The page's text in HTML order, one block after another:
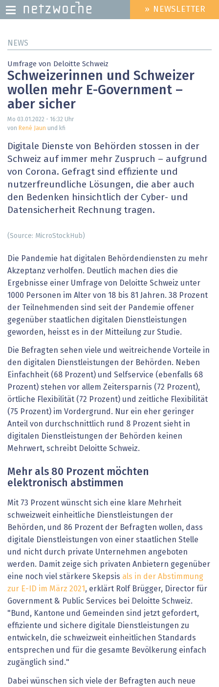
zum
HEADER
MENU
» NEWSLETTER
NEWS
Umfrage von Deloitte Schweiz
Schweizerinnen und Schweizer
wollen mehr E-Government –
aber sicher
Mo 03.01.2022 - 16:32 Uhr
von René Jaun und kfi
Digitale Dienste von Behörden stossen in der
Schweiz auf immer mehr Zuspruch – aufgrund
von Corona. Gefragt sind effiziente und
nutzerfreundliche Lösungen, die aber auch
den Bedenken hinsichtlich der Cyber- und
Datensicherheit Rechnung tragen.
(Source: MicroStockHub)
Die Pandemie hat digitalen Behördendiensten zu mehr
Akzeptanz verholfen. Deutlich machen dies die
Ergebnisse einer Umfrage von Deloitte Schweiz unter
1000 Personen im Alter von 18 bis 81 Jahren. 38 Prozent
der Teilnehmenden sind seit der Pandemie offener
gegenüber staatlichen digitalen Dienstleistungen
geworden, heisst es in der Mitteilung zur Studie.
Die Befragten sehen viele und weitreichende Vorteile in
den digitalen Dienstleistungen der Behörden. Neben
Einfachheit (68 Prozent) und Selfservice (ebenfalls 68
Prozent) stehen vor allem Zeitersparnis (72 Prozent),
örtliche Flexibilität (72 Prozent) und zeitliche Flexibilität
(75 Prozent) im Vordergrund. Nur ein eher geringer
Anteil von durchschnittlich rund 8 Prozent sieht in
digitalen Dienstleistungen der Behörden keinen
Mehrwert, schreibt Deloitte Schweiz.
Mehr als 80 Prozent möchten
elektronisch abstimmen
Mit 73 Prozent wünscht sich eine klare Mehrheit
schweizweit einheitliche Dienstleistungen der
Behörden, und 86 Prozent der Befragten wollen, dass
digitale Dienstleistungen von einer staatlichen Stelle
und nicht durch private Unternehmen angeboten
werden. Damit zeige sich privaten Anbietern gegenüber
eine noch viel stärkere Skepsis als in der Abstimmung
zur E-ID im März 2021 , erklärt Rolf Brügger, Director für
Government & Public Services bei Deloitte Schweiz.
"Bund, Kantone und Gemeinden sind jetzt gefordert,
effiziente und sichere digitale Dienstleistungen zu
entwickeln, die schweizweit einheitlichen Standards
entsprechen und für die gesamte Bevölkerung einfach
zugänglich sind."
Dabei wünschen sich viele der Befragten auch neue